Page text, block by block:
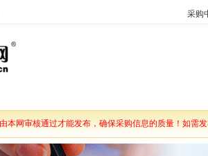
采购
本网审核通过才能发布，确保采购信息的质量！如需